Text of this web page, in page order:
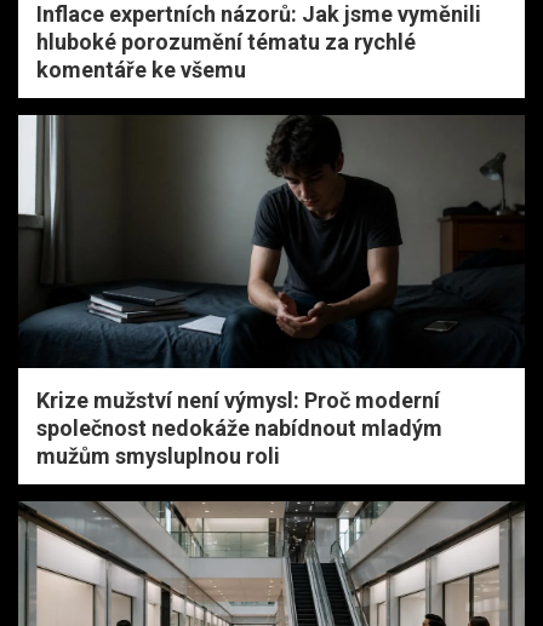
Inflace expertních názorů: Jak jsme vyměnili
hluboké porozumění tématu za rychlé
komentáře ke všemu
Krize mužství není výmysl: Proč moderní
společnost nedokáže nabídnout mladým
mužům smysluplnou roli